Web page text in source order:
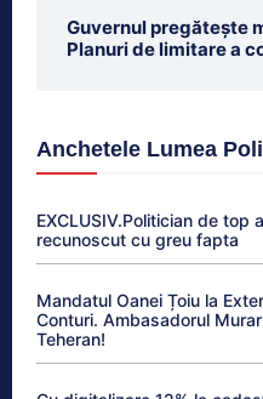
Guvernul pregătește
Planuri de limitare a
Anchetele Lumea
EXCLUSIV.Politician de top
recunoscut cu greu fapta
Mandatul Oanei Țoiu la
Conturi. Ambasadorul
Teheran!